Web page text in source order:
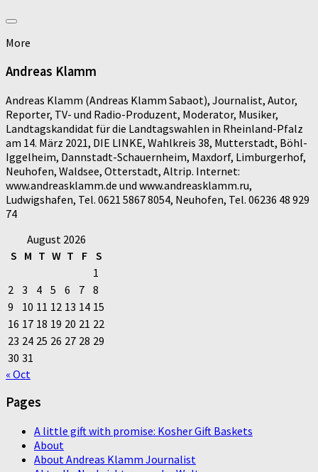
More
Andreas Klamm
Andreas Klamm (Andreas Klamm Sabaot), Journalist, Autor,
Reporter, TV- und Radio-Produzent, Moderator, Musiker,
Landtagskandidat für die Landtagswahlen in Rheinland-Pfalz
am 14. März 2021, DIE LINKE, Wahlkreis 38, Mutterstadt, Böhl-
Iggelheim, Dannstadt-Schauernheim, Maxdorf, Limburgerhof,
Neuhofen, Waldsee, Otterstadt, Altrip. Internet:
www.andreasklamm.de und www.andreasklamm.ru,
Ludwigshafen, Tel. 0621 5867 8054, Neuhofen, Tel. 06236 48 929
74
August 2026
S M T W T F S
1
2
3 4 5 6 7 8
9
10 11 12 13 14 15
16 17 18 19 20 21 22
23 24 25 26 27 28 29
30 31
« Oct
Pages
A little gift with promise: Kosher Gift Baskets
About
About Andreas Klamm Journalist